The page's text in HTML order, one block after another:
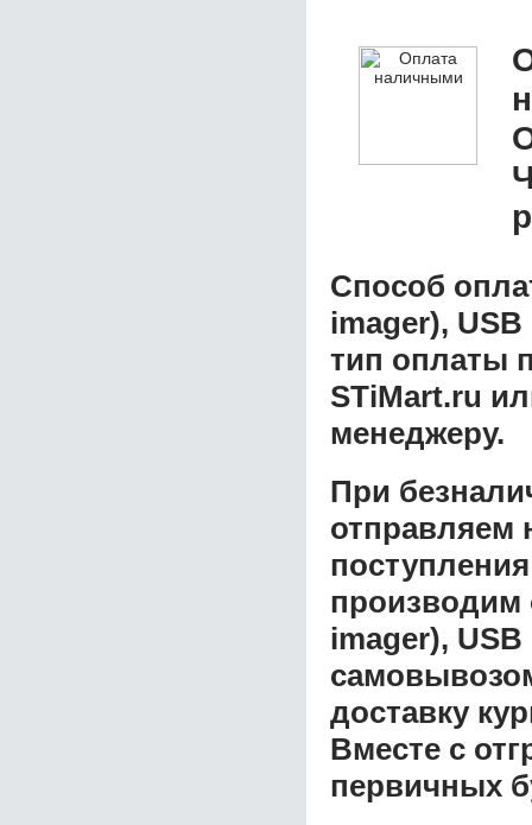
Способ
imager),
тип оплаты
STiMart.ru
менеджеру.
При
отправляем
производим
imager),
доставку
Вместе с
первичных